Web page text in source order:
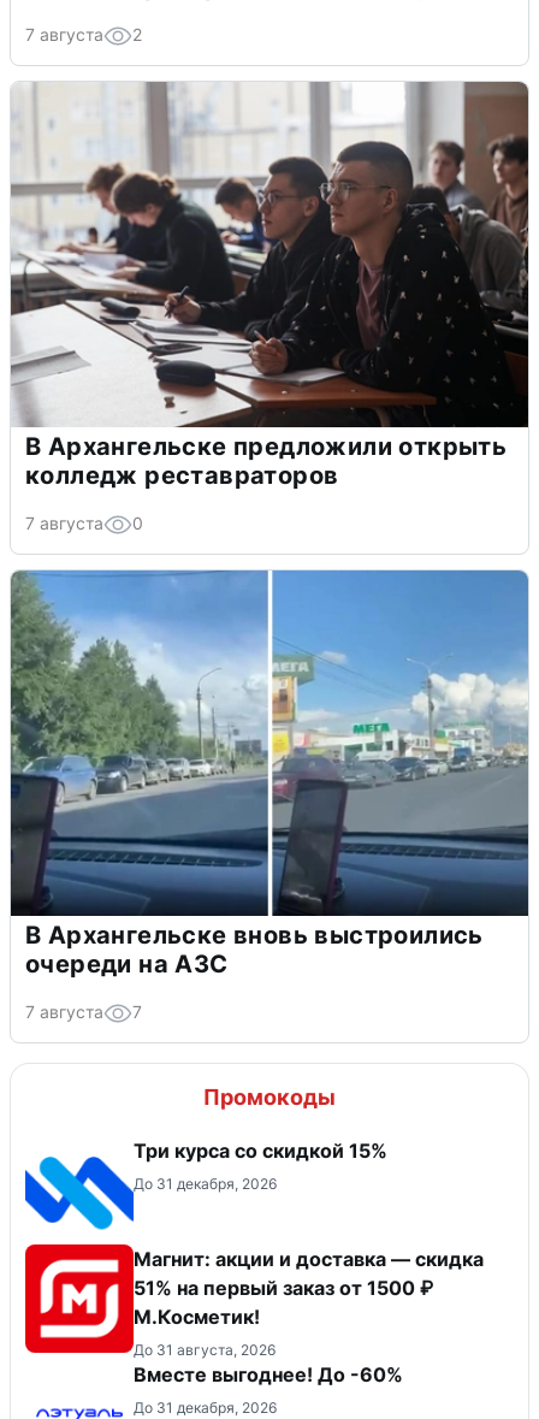
7 августа 2
В Архангельске предложили открыть
колледж реставраторов
7 августа 0
В Архангельске вновь выстроились
очереди на АЗС
7 августа 7
Промокоды
Три курса со скидкой 15%
До 31 декабря, 2026
Магнит: акции и доставка — скидка
51% на первый заказ от 1500 ₽
М.Косметик!
До 31 августа, 2026
Вместе выгоднее! До -60%
До 31 декабря, 2026